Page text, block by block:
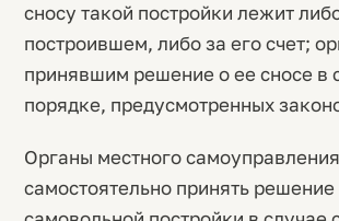
сносу такой постройки лежит
построившем, либо за его счет;
принявшим решение о ее сносе в
порядке, предусмотренных
Органы местного
самостоятельно принять решение